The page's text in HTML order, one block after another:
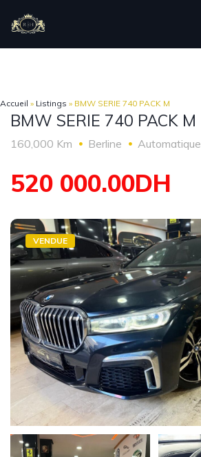
Accueil » Listings » BMW SERIE 740 PACK M
BMW SERIE 740 PACK M
160,000 Km Berline Automatique
520 000.00DH
VENDUE